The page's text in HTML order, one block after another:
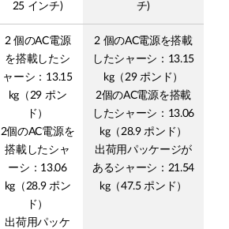
25 インチ)
チ)
2 個のAC電源
を搭載したシ
ャーシ：13.15
kg（29 ポン
ド）
2個のAC電源を
搭載したシャ
ーシ：13.06
kg（28.9 ポン
ド）
出荷用パッケ
2 個のAC電源を搭載
したシャーシ：13.15
kg（29 ポンド）
2個のAC電源を搭載
したシャーシ：13.06
kg（28.9 ポンド）
出荷用パッケージが
あるシャーシ：21.54
kg（47.5 ポンド）